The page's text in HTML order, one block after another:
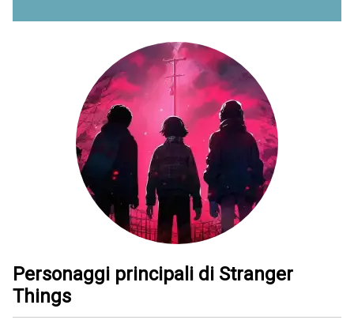
Personaggi principali di Stranger
Things